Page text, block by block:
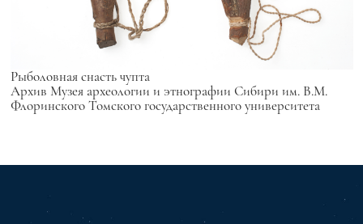
Рыболовная снастьчупта
Архив Музея археологии и этнографии Сибири им. В.М.
Флоринского Томского государственного университета